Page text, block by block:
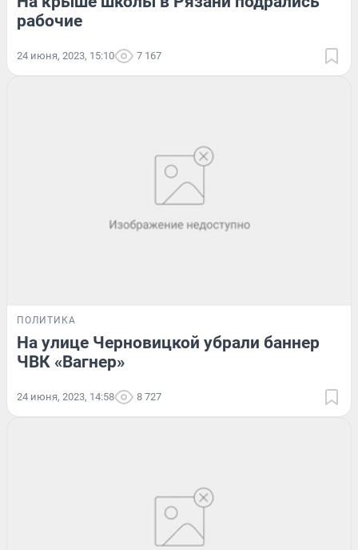
рабочие
24 июня, 2023, 15:10 7 167
ПОЛИТИКА
На улице Черновицкой убрали баннер
ЧВК «Вагнер»
24 июня, 2023, 14:58 8 727